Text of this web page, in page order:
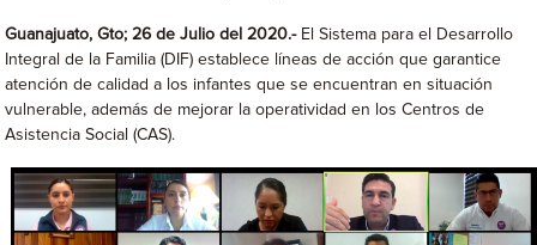
Guanajuato, Gto; 26 de Julio del 2020.- El Sistema para el Desarrollo
Integral de la Familia (DIF) establece líneas de acción que garantice
atención de calidad a los infantes que se encuentran en situación
vulnerable, además de mejorar la operatividad en los Centros de
Asistencia Social (CAS).